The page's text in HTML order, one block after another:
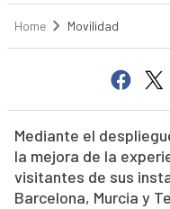
Home Movilidad
Mediante el
la mejora de la
visitantes de sus
Barcelona, Murcia y